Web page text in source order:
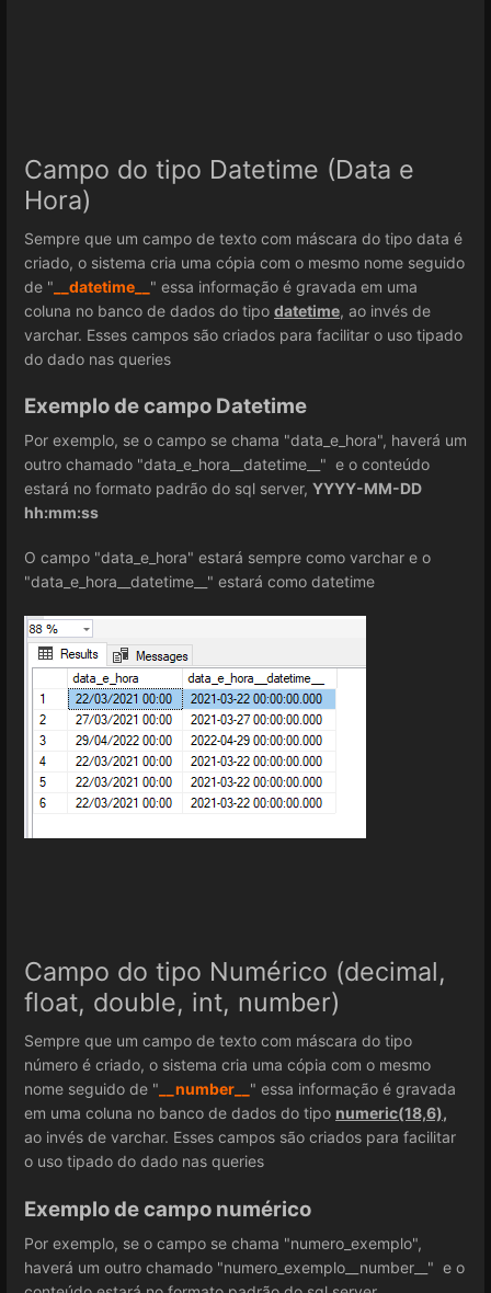
Campo do tipo Datetime (Data e
Hora)
Sempre que um campo de texto com máscara do tipo data é
criado, o sistema cria uma cópia com o mesmo nome seguido
de " __datetime__ " essa informação é gravada em uma
coluna no banco de dados do tipo datetime, ao invés de
varchar. Esses campos são criados para facilitar o uso tipado
do dado nas queries
Exemplo de campo Datetime
Por exemplo, se o campo se chama "data_e_hora", haverá um
outro chamado "data_e_hora__datetime__" e o conteúdo
estará no formato padrão do sql server, YYYY-MM-DD
hh:mm:ss
O campo "data_e_hora" estará sempre como varchar e o
"data_e_hora__datetime__" estará como datetime
Campo do tipo Numérico (decimal,
float, double, int, number)
Sempre que um campo de texto com máscara do tipo
número é criado, o sistema cria uma cópia com o mesmo
nome seguido de " __number__ " essa informação é gravada
em uma coluna no banco de dados do tipo numeric(18,6),
ao invés de varchar. Esses campos são criados para facilitar
o uso tipado do dado nas queries
Exemplo de campo numérico
Por exemplo, se o campo se chama "numero_exemplo",
haverá um outro chamado "numero_exemplo__number__" e o